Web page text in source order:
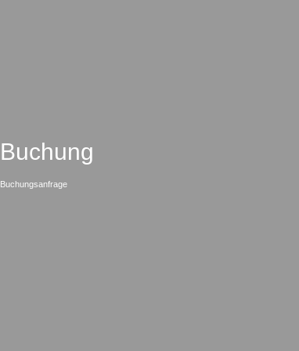
Buchung
Buchungsanfrage